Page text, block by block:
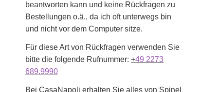
beantworten kann und keine Rückfragen zu
Bestellungen o.ä., da ich oft unterwegs bin
und nicht vor dem Computer sitze.
Für diese Art von Rückfragen verwenden Sie
bitte die folgende Rufnummer: +49 2273
689.9990
Bei CasaNapoli erhalten Sie alles von Spinel